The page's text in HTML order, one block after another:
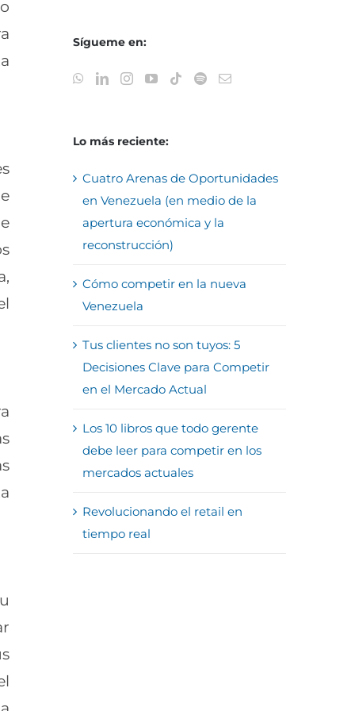
Sígueme en:
Lo más reciente:
Cuatro Arenas de Oportunidades
en Venezuela (en medio de la
apertura económica y la
reconstrucción)
Cómo competir en la nueva
Venezuela
Tus clientes no son tuyos: 5
Decisiones Clave para Competir
en el Mercado Actual
Los 10 libros que todo gerente
debe leer para competir en los
mercados actuales
Revolucionando el retail en
tiempo real